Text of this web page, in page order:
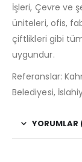
İşleri, Çevre ve
üniteleri, ofis,
çiftlikleri gibi
uygundur.
Referanslar:
Belediyesi,